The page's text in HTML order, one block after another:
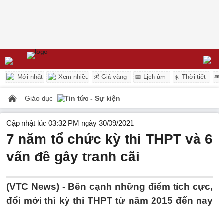
Mới nhất Xem nhiều 💰 Giá vàng 📅 Lịch âm ☀️ Thời tiết
Giáo dục Tin tức - Sự kiện
Cập nhật lúc 03:32 PM ngày 30/09/2021
7 năm tổ chức kỳ thi THPT và 6
vấn đề gây tranh cãi
(VTC News) - Bên cạnh những điểm tích cực,
đổi mới thì kỳ thi THPT từ năm 2015 đến nay